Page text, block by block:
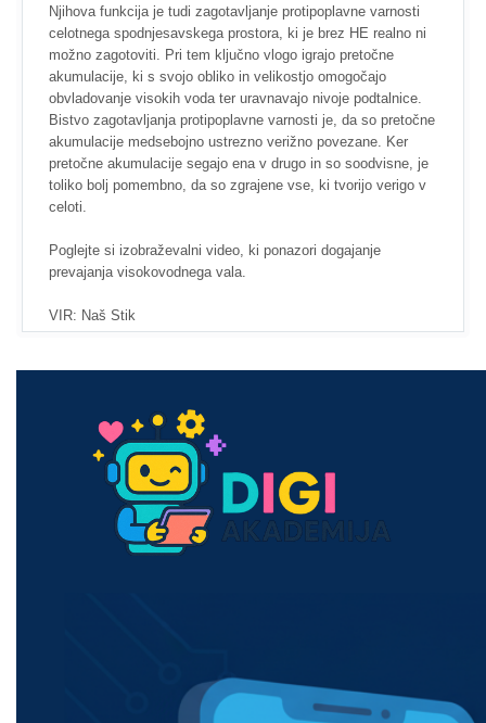
Njihova funkcija je tudi zagotavljanje protipoplavne varnosti
celotnega spodnjesavskega prostora, ki je brez HE realno ni
možno zagotoviti. Pri tem ključno vlogo igrajo pretočne
akumulacije, ki s svojo obliko in velikostjo omogočajo
obvladovanje visokih voda ter uravnavajo nivoje podtalnice.
Bistvo zagotavljanja protipoplavne varnosti je, da so pretočne
akumulacije medsebojno ustrezno verižno povezane. Ker
pretočne akumulacije segajo ena v drugo in so soodvisne, je
toliko bolj pomembno, da so zgrajene vse, ki tvorijo verigo v
celoti.
Poglejte si izobraževalni video, ki ponazori dogajanje
prevajanja visokovodnega vala.
VIR: Naš Stik